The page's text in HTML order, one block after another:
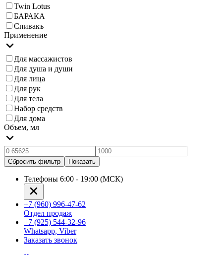
Twin Lotus
БАРАКА
Спивакъ
Применение
Для массажистов
Для душа и души
Для лица
Для рук
Для тела
Набор средств
Для дома
Объем, мл
Сбросить фильтр Показать
Телефоны 6:00 - 19:00 (МСК)
+7 (960) 996-47-62
Отдел продаж
+7 (925) 544-32-96
Whatsapp, Viber
Заказать звонок